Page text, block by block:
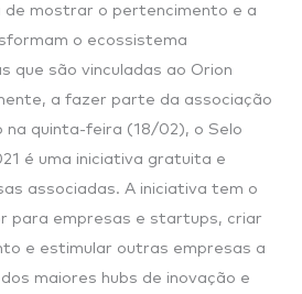
de mostrar o pertencimento e a
o ecossistema
que são vinculadas ao Orion
a fazer parte da associação
quinta-feira (18/02), o Selo
é uma iniciativa gratuita e
associadas. A iniciativa tem o
para empresas e startups, criar
e estimular outras empresas a
maiores hubs de inovação e